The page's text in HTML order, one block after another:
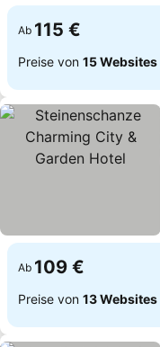
Ab 115 €
Preise von 15 Websites
Ab 109 €
Preise von 13 Websites